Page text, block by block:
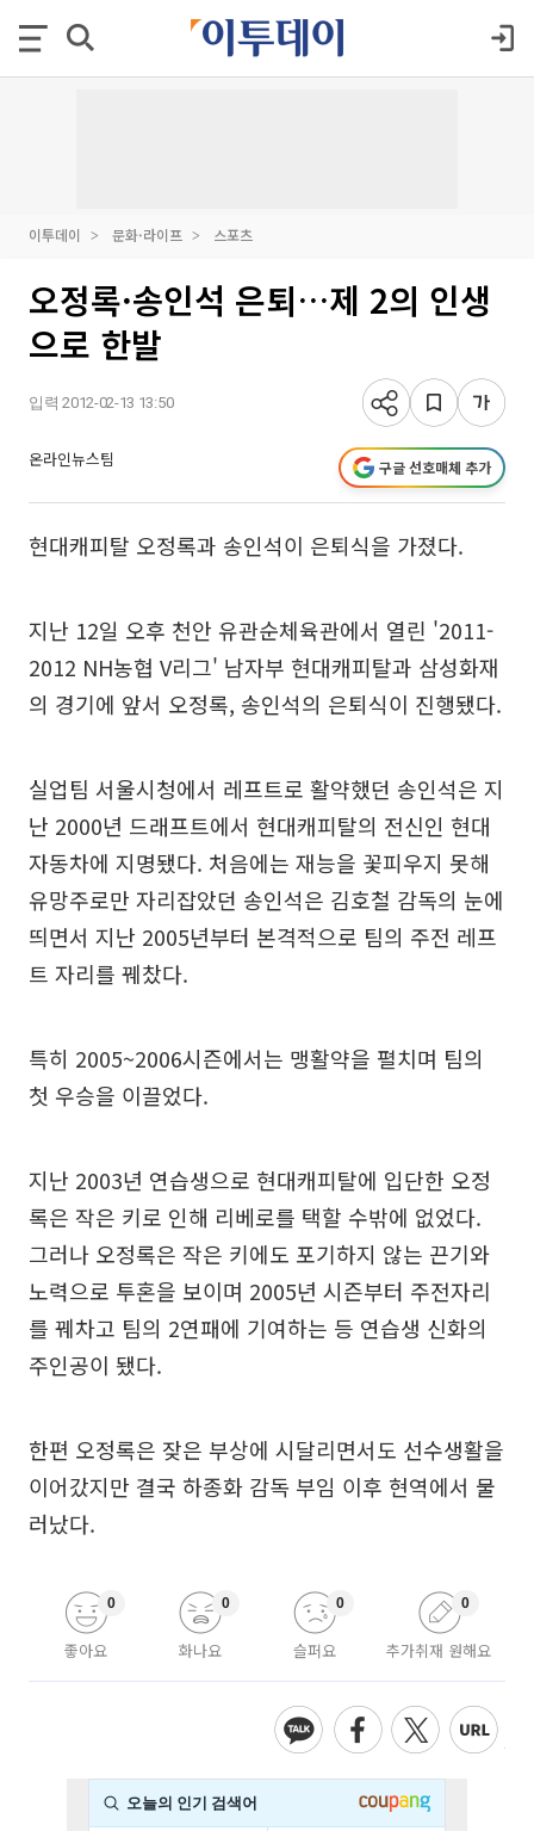
이투데이 문화·라이프 스포츠
오정록·송인석 은퇴…제 2의 인생
으로 한발
입력 2012-02-13 13:50
온라인뉴스팀 구글 선호매체 추가
현대캐피탈 오정록과 송인석이 은퇴식을 가졌다.
지난 12일 오후 천안 유관순체육관에서 열린 '2011-
2012 NH농협 V리그' 남자부 현대캐피탈과 삼성화재
의 경기에 앞서 오정록, 송인석의 은퇴식이 진행됐다.
실업팀 서울시청에서 레프트로 활약했던 송인석은 지
난 2000년 드래프트에서 현대캐피탈의 전신인 현대
자동차에 지명됐다. 처음에는 재능을 꽃피우지 못해
유망주로만 자리잡았던 송인석은 김호철 감독의 눈에
띄면서 지난 2005년부터 본격적으로 팀의 주전 레프
트 자리를 꿰찼다.
특히 2005~2006시즌에서는 맹활약을 펼치며 팀의
첫 우승을 이끌었다.
지난 2003년 연습생으로 현대캐피탈에 입단한 오정
록은 작은 키로 인해 리베로를 택할 수밖에 없었다.
그러나 오정록은 작은 키에도 포기하지 않는 끈기와
노력으로 투혼을 보이며 2005년 시즌부터 주전자리
를 꿰차고 팀의 2연패에 기여하는 등 연습생 신화의
주인공이 됐다.
한편 오정록은 잦은 부상에 시달리면서도 선수생활을
이어갔지만 결국 하종화 감독 부임 이후 현역에서 물
러났다.
좋아요
0
화나요
0
슬퍼요
0
추가취재 원해요
0